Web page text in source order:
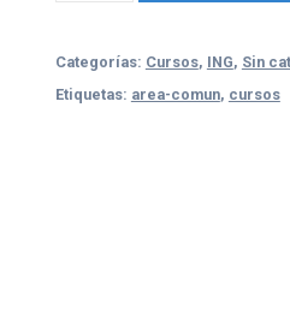
Categorías: Cursos, ING, Sin
Etiquetas: area-comun, cursos